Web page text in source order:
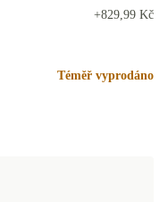
+1 316 Kč
+829,99 Kč
Téměř vyprodáno